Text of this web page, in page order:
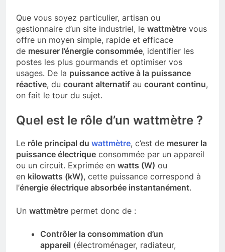
Que vous soyez particulier, artisan ou
gestionnaire d’un site industriel, le wattmètre vous
offre un moyen simple, rapide et efficace
de mesurer l’énergie consommée, identifier les
postes les plus gourmands et optimiser vos
usages. De la puissance active à la puissance
réactive, du courant alternatif au courant continu,
on fait le tour du sujet.
Quel est le rôle d’un wattmètre ?
Le rôle principal du wattmètre, c’est de mesurer la
puissance électrique consommée par un appareil
ou un circuit. Exprimée en watts (W) ou
en kilowatts (kW), cette puissance correspond à
l’énergie électrique absorbée instantanément.
Un wattmètre permet donc de :
Contrôler la consommation d’un
appareil (électroménager, radiateur,